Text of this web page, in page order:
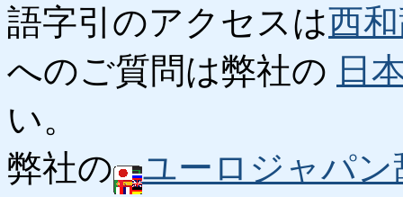
語字引のアクセスは西
へのご質問は弊社の 日
い。
弊社の
ユーロジャパン